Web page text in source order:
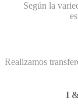
Según la
Realizamos
I